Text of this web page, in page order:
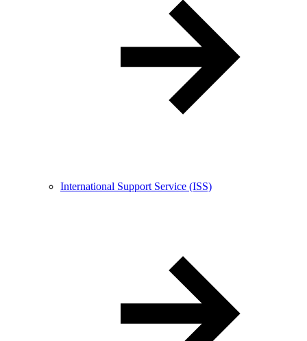
International Support Service (ISS)